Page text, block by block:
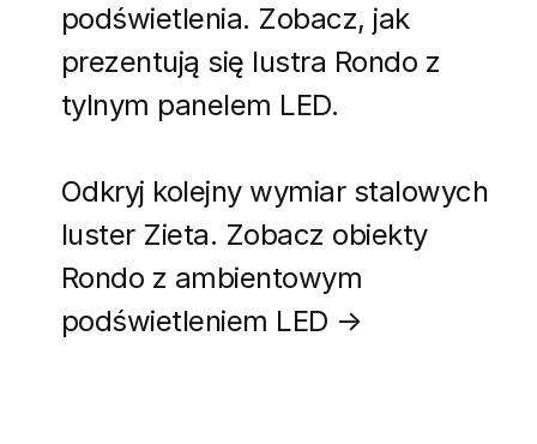
podświetlenia. Zobacz, jak
prezentują się lustra Rondo z
tylnym panelem LED.
Odkryj kolejny wymiar stalowych
luster Zieta. Zobacz obiekty
Rondo z ambientowym
podświetleniem LED →